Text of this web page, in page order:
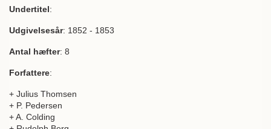
Undertitel:
Udgivelsesår: 1852 - 1853
Antal hæfter: 8
Forfattere:
+ Julius Thomsen
+ P. Pedersen
+ A. Colding